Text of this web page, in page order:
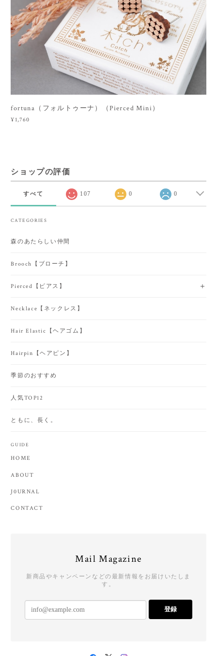
fortuna（フォルトゥーナ）（Pierced Mini）
¥1,760
ショップの評価
すべて 107 0 0
CATEGORIES
森のあたらしい仲間
Brooch【ブローチ】
Pierced【ピアス】
Necklace【ネックレス】
Hair Elastic【ヘアゴム】
Hairpin【ヘアピン】
季節のおすすめ
人気TOP12
ともに、長く。
GUIDE
HOME
ABOUT
J0URNAL
CONTACT
Mail Magazine
新商品やキャンペーンなどの最新情報をお届けいたしま
す。
登録